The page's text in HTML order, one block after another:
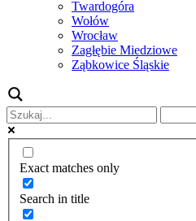
Twardogóra
Wołów
Wrocław
Zagłębie Miedziowe
Ząbkowice Śląskie
Exact matches only
Search in title